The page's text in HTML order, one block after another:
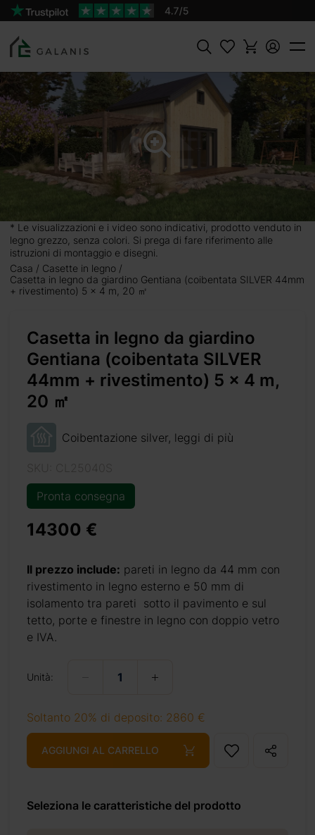
Cercare
* Le visualizzazioni e i video sono indicativi, prodotto venduto in
legno grezzo, senza colori. Si prega di fare riferimento alle
istruzioni di montaggio e disegni.
Casa
Casette in legno
Casetta in legno da giardino Gentiana (coibentata SILVER 44mm
+ rivestimento) 5 x 4 m, 20 ㎡
Casetta in legno da giardino
Gentiana (coibentata SILVER
44mm + rivestimento) 5 x 4 m,
20 ㎡
Coibentazione silver, leggi di più
Pronta consegna
14300 €
Il prezzo include: pareti in legno da 44 mm con
rivestimento in legno esterno e 50 mm di
isolamento tra pareti sotto il pavimento e sul
tetto, porte e finestre in legno con doppio vetro
e IVA.
Unità:
Soltanto 20% di deposito: 2860 €
AGGIUNGI AL CARRELLO
Seleziona le caratteristiche del prodotto
GENTIANA Coibentata SILVER Pareti da
14300 €
44mm
in legno di
due al piano
la tua casetta e
diventare anche
dipingere e molto
+ 69 €
+ 310 €